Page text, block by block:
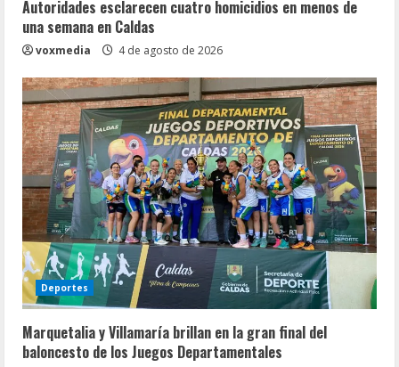
Autoridades esclarecen cuatro homicidios en menos de
una semana en Caldas
voxmedia 4 de agosto de 2026
Deportes
Marquetalia y Villamaría brillan en la gran final del
baloncesto de los Juegos Departamentales